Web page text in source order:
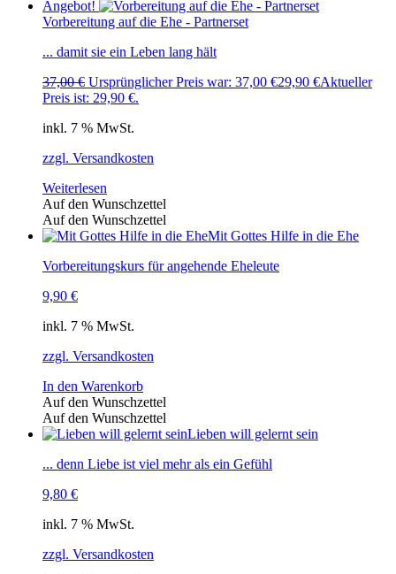
Angebot!
Vorbereitung auf die Ehe - Partnerset
... damit sie ein Leben lang hält
37,00€ Ursprünglicher Preis war: 37,00 €29,90 €Aktueller
Preis ist: 29,90 €.
inkl. 7 % MwSt.
zzgl. Versandkosten
Weiterlesen
Auf den Wunschzettel
Auf den Wunschzettel
Mit Gottes Hilfe in die Ehe
Vorbereitungskurs für angehende Eheleute
9,90 €
inkl. 7 % MwSt.
zzgl. Versandkosten
In den Warenkorb
Auf den Wunschzettel
Auf den Wunschzettel
Lieben will gelernt sein
... denn Liebe ist viel mehr als ein Gefühl
9,80 €
inkl. 7 % MwSt.
zzgl. Versandkosten